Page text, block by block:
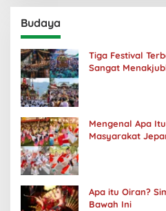
Budaya
Tiga Festival
Sangat
Mengenal Apa
Masyarakat
Apa itu Oiran?
Bawah Ini